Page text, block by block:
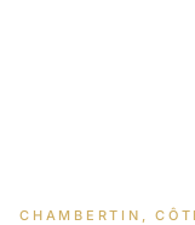
CHAMBERTIN,